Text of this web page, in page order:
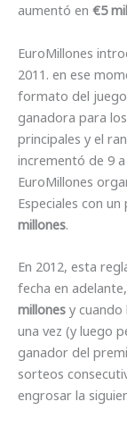
aumentó en €5
EuroMillones
2011. en ese
formato del
ganadora para
principales y el
incrementó de 9
EuroMillones
Especiales con
millones.
En 2012, esta
fecha en
millones y cuando
una vez (y luego
ganador del
sorteos
engrosar la